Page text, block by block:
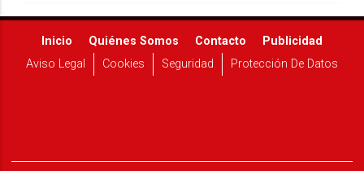
Inicio Quiénes Somos Contacto
Publicidad
Aviso Legal
Cookies Seguridad Protección De Datos